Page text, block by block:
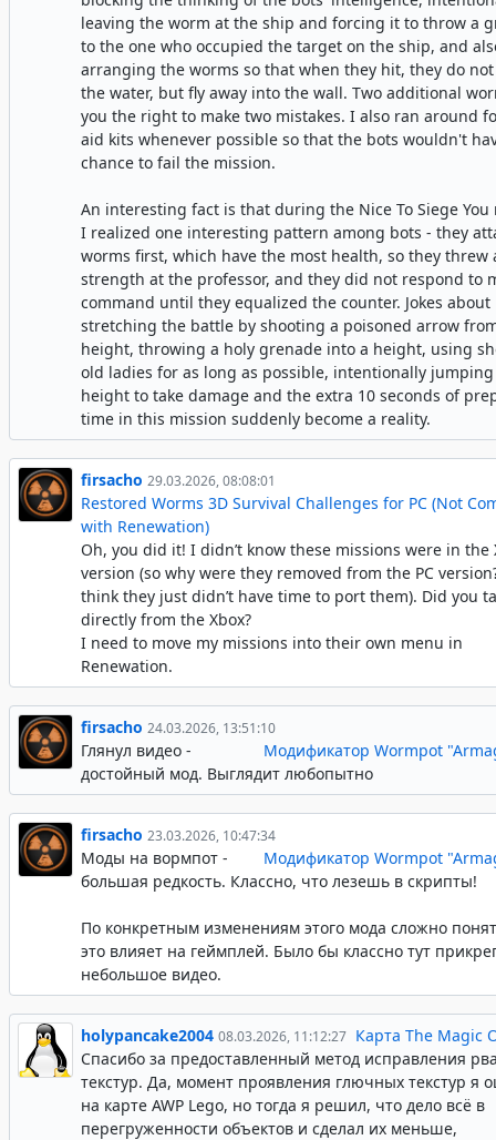
leaving the worm at the ship and forcing it to throw a
to the one who occupied the target on the ship, and
arranging the worms so that when they hit, they do
the water, but fly away into the wall. Two additional
you the right to make two mistakes. I also ran around
aid kits whenever possible so that the bots wouldn't
chance to fail the mission.
An interesting fact is that during the Nice To Siege You
I realized one interesting pattern among bots - they
worms first, which have the most health, so they threw
strength at the professor, and they did not respond to
command until they equalized the counter. Jokes about
stretching the battle by shooting a poisoned arrow
height, throwing a holy grenade into a height, using
old ladies for as long as possible, intentionally
height to take damage and the extra 10 seconds of
time in this mission suddenly become a reality.
firsacho 29.03.2026, 08:08:01
Restored Worms 3D Survival Challenges for PC (Not
with Renewation)
Oh, you did it! I didn’t know these missions were in the
version (so why were they removed from the PC
think they just didn’t have time to port them). Did you
directly from the Xbox?
I need to move my missions into their own menu in
Renewation.
firsacho 24.03.2026, 13:51:10
Модификатор Wormpot
Глянул видео -
достойный мод. Выглядит любопытно
firsacho 23.03.2026, 10:47:34
Модификатор Wormpot
Моды на вормпот -
большая редкость. Классно, что лезешь в скрипты!
По конкретным изменениям этого мода сложно
это влияет на геймплей. Было бы классно тут
небольшое видео.
holypancake2004 08.03.2026, 11:12:27 Карта The Magic
Спасибо за предоставленный метод исправления
текстур. Да, момент проявления глючных текстур я
на карте AWP Lego, но тогда я решил, что дело всё в
перегруженности объектов и сделал их меньше,